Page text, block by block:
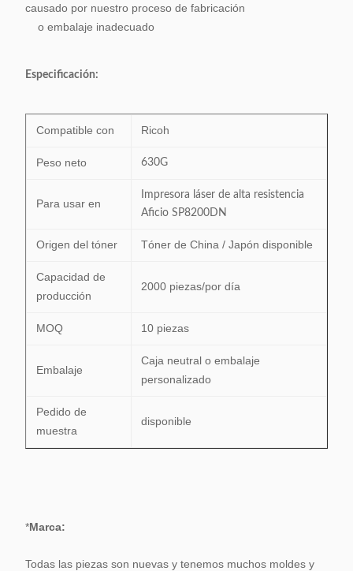
causado por nuestro proceso de fabricación
o embalaje inadecuado
Especificación:
Compatible con Ricoh
Peso neto 630G
Para usar en
Impresora láser de alta resistencia
Aficio SP8200DN
Origen del tóner Tóner de China / Japón disponible
Capacidad de
producción
2000 piezas/por día
MOQ 10 piezas
Embalaje
Caja neutral o embalaje
personalizado
Pedido de
muestra
disponible
*Marca:
Todas las piezas son nuevas y tenemos muchos moldes y